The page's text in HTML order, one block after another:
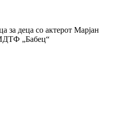
за деца со актерот Марјан
„Бабец“